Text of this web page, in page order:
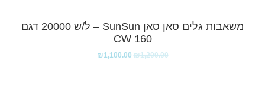
משאבות גלים סאן סאן SunSun – ל/ש 20000 דגם
160 CW
₪1,200.00
₪1,100.00